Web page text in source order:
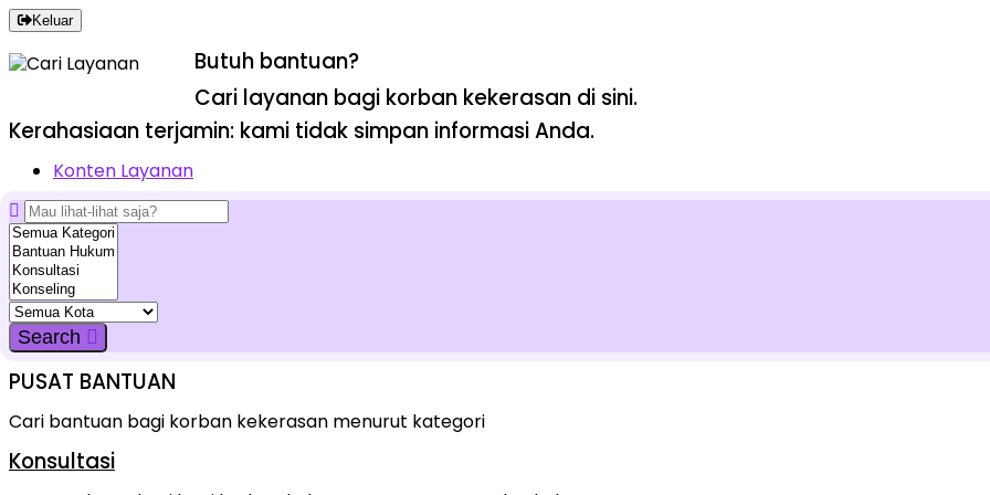
Keluar
Butuh bantuan?
Cari layanan bagi korban kekerasan di sini.
Kerahasiaan terjamin: kami tidak simpan informasi Anda.
Konten Layanan
Search
PUSAT BANTUAN
Cari bantuan bagi korban kekerasan menurut kategori
Konsultasi